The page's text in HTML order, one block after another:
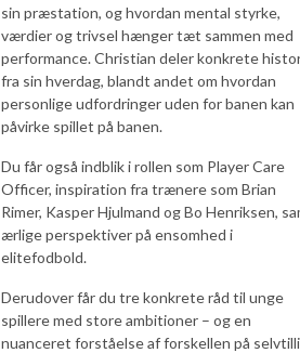
sin præstation, og hvordan mental styrke,
værdier og trivsel hænger tæt sammen med
performance. Christian deler konkrete
fra sin hverdag, blandt andet om hvordan
personlige udfordringer uden for banen kan
påvirke spillet på banen.
Du får også indblik i rollen som Player Care
Officer, inspiration fra trænere som Brian
Rimer, Kasper Hjulmand og Bo Henriksen,
ærlige perspektiver på ensomhed i
elitefodbold.
Derudover får du tre konkrete råd til unge
spillere med store ambitioner – og en
nuanceret forståelse af forskellen på